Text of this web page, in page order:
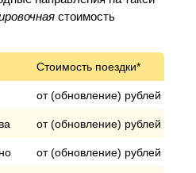
стоимость
Стоимость поездки*
от (обновление) рублей
от (обновление) рублей
от (обновление) рублей